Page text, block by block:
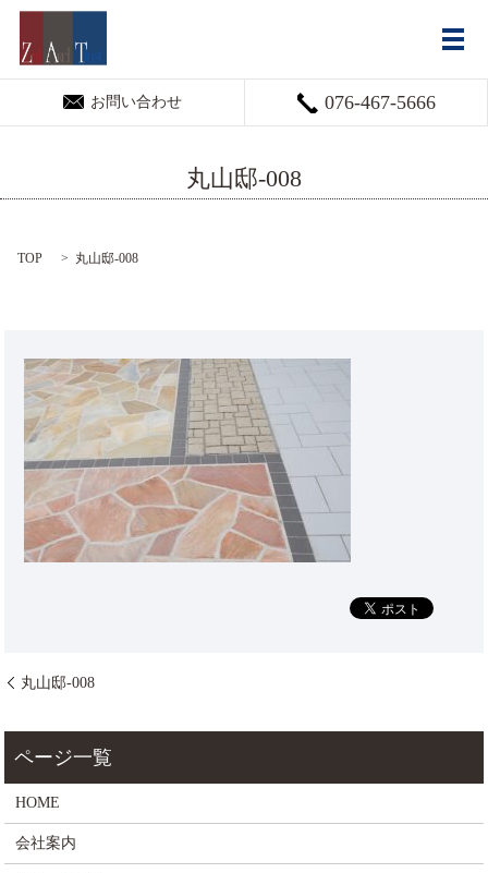
お問い合わせ 076-467-5666
メ
丸山邸-008
TOP 丸山邸-008
丸山邸-008
HOME
会社案内